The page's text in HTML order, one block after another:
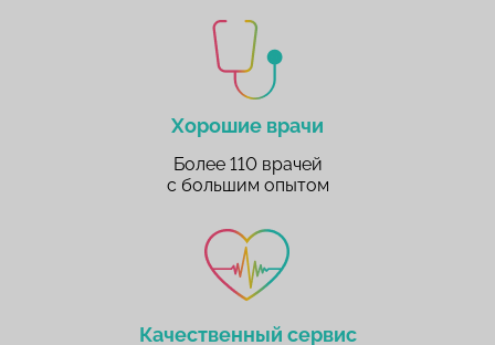
Хорошие врачи
Более 110 врачей
с большим опытом
Качественный сервис